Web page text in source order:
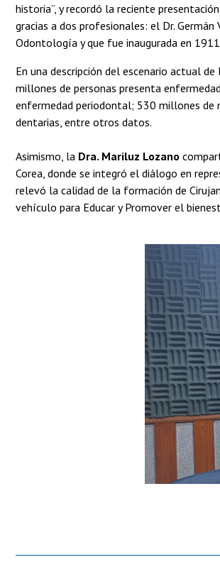
historia”, y recordó la reciente
gracias a dos profesionales: el Dr.
Odontología y que fue inaugurada en
En una descripción del escenario actual
millones de personas presenta
enfermedad periodontal; 530 millones de
dentarias, entre otros datos.
Asimismo, la Dra. Mariluz Lozano
Corea, donde se integró el diálogo en
relevó la calidad de la formación de
vehículo para Educar y Promover el